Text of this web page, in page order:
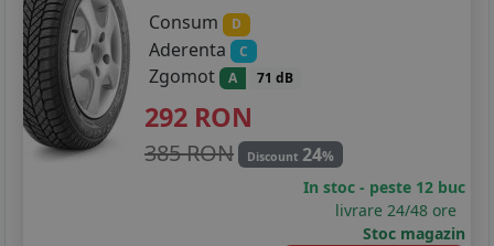
175/80R14
185/60R14
185/65R14
Consum
D
Aderenta C
Zgomot A 71 dB
292 RON
385 RON Discount 24%
In stoc - peste 12 buc
livrare 24/48 ore
Stoc magazin